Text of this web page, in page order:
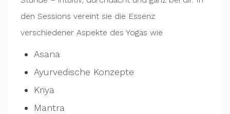
den Sessions vereint sie die Essenz
verschiedener Aspekte des Yogas wie
Asana
Ayurvedische Konzepte
Kriya
Mantra